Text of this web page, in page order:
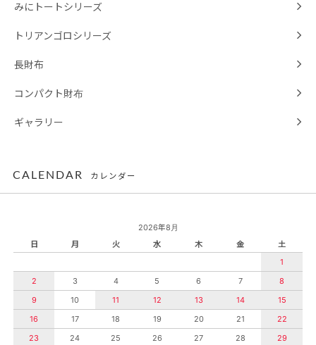
みにトートシリーズ
トリアンゴロシリーズ
長財布
コンパクト財布
ギャラリー
CALENDAR カレンダー
2026年8月
日
月 火 水 木 金
土
1
2
3 4 5 6 7
8
9
10 11 12 13 14
15
16
17 18 19 20 21
22
23
24 25 26 27 28
29